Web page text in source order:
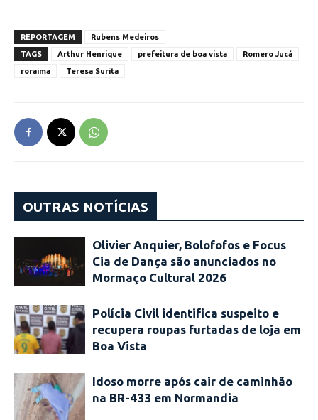
REPORTAGEM
Rubens Medeiros
TAGS
Arthur Henrique prefeitura de boa vista
Romero Jucá
roraima
Teresa Surita
OUTRAS NOTÍCIAS
Olivier Anquier, Bolofofos e Focus
Cia de Dança são anunciados no
Mormaço Cultural 2026
Polícia Civil identifica suspeito e
recupera roupas furtadas de loja em
Boa Vista
Idoso morre após cair de caminhão
na BR-433 em Normandia